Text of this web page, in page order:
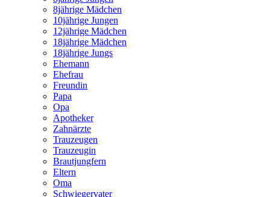
8jährige Mädchen
10jährige Jungen
12jährige Mädchen
18jährige Mädchen
18jährige Jungs
Ehemann
Ehefrau
Freundin
Papa
Opa
Apotheker
Zahnärzte
Trauzeugen
Trauzeugin
Brautjungfern
Eltern
Oma
Schwiegervater